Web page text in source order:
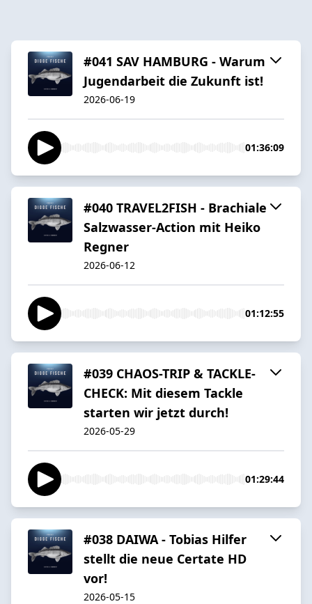
#041 SAV HAMBURG - Warum
Jugendarbeit die Zukunft ist!
2026-06-19
01:36:09
#040 TRAVEL2FISH - Brachiale
Salzwasser-Action mit Heiko
Regner
2026-06-12
01:12:55
#039 CHAOS-TRIP & TACKLE-
CHECK: Mit diesem Tackle
starten wir jetzt durch!
2026-05-29
01:29:44
#038 DAIWA - Tobias Hilfer
stellt die neue Certate HD
vor!
2026-05-15